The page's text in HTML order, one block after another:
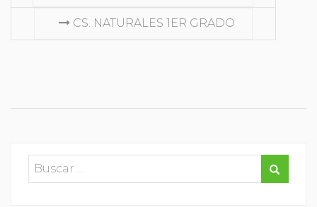
LEYENDOCS. NATURALES 1ER GRADO